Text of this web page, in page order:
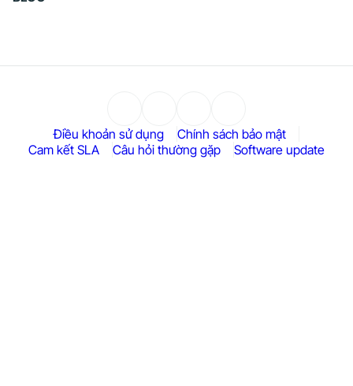
Điều khoản sử dụng Chính sách bảo mật
Cam kết SLA
Câu hỏi thường gặp
Software update